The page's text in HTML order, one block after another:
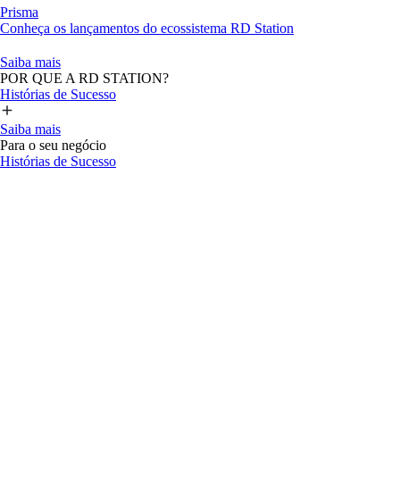
Prisma
Conheça os lançamentos do ecossistema RD Station
Saiba mais
POR QUE A RD STATION?
Histórias de Sucesso
Saiba mais
Para o seu negócio
Histórias de Sucesso